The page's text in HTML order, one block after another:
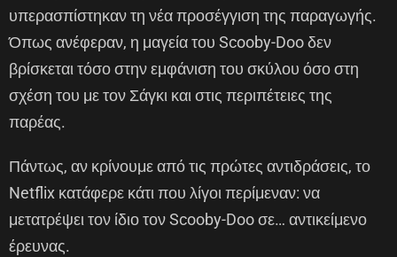
υπερασπίστηκαν τη νέα προσέγγιση της παραγωγής.
Όπως ανέφεραν, η μαγεία του Scooby-Doo δεν
βρίσκεται τόσο στην εμφάνιση του σκύλου όσο στη
σχέση του με τον Σάγκι και στις περιπέτειες της
παρέας.
Πάντως, αν κρίνουμε από τις πρώτες αντιδράσεις, το
Netflix κατάφερε κάτι που λίγοι περίμεναν: να
μετατρέψει τον ίδιο τον Scooby-Doo σε… αντικείμενο
έρευνας.